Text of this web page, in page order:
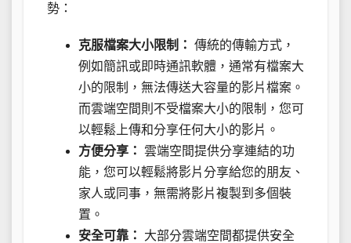
勢：
克服檔案大小限制： 傳統的傳輸方式，
例如簡訊或即時通訊軟體，通常有檔案大
小的限制，無法傳送大容量的影片檔案。
而雲端空間則不受檔案大小的限制，您可
以輕鬆上傳和分享任何大小的影片。
方便分享： 雲端空間提供分享連結的功
能，您可以輕鬆將影片分享給您的朋友、
家人或同事，無需將影片複製到多個裝
置。
安全可靠：
大部分雲端空間都提供安全